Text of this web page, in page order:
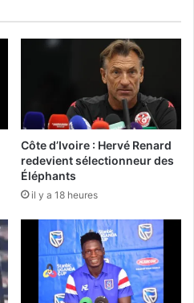
Côte d’Ivoire : Hervé Renard
redevient sélectionneur des
Éléphants
il y a 18 heures